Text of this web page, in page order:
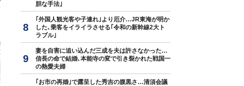
胆な手法｣
｢外国人観光客や子連れ｣より厄介…JR東海が明か
した､乗客をイライラさせる｢令和の新幹線2大ト
ラブル｣
妻を自害に追い込んだ三成を夫は許さなかった…
信長の命で結婚､本能寺の変で引き裂かれた戦国一
の熱愛夫婦
｢お市の再婚｣で露呈した秀吉の腹黒さ…清須会議